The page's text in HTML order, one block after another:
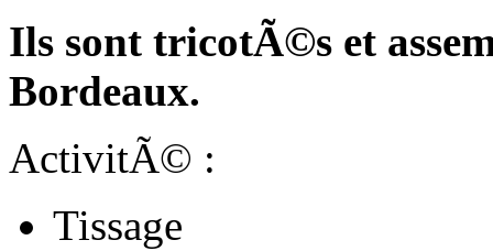
Ils sont tricotÃ©s et
Bordeaux.
ActivitÃ© :
Tissage